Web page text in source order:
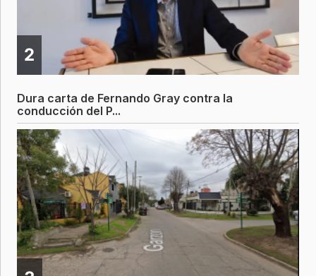
2
Dura carta de Fernando Gray contra la
conducción del P...